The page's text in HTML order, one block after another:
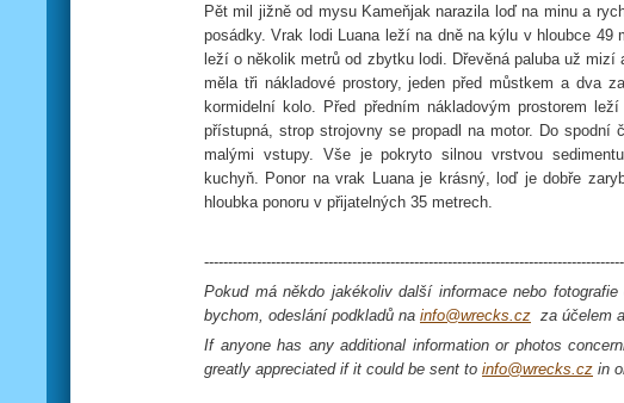
Pět mil jižně od mysu Kameňjak narazila loď na minu a
posádky. Vrak lodi Luana leží na dně na kýlu v hloubce 49
leží o několik metrů od zbytku lodi. Dřevěná paluba už
měla tři nákladové prostory, jeden před můstkem a dva
kormidelní kolo. Před předním nákladovým prostorem
přístupná, strop strojovny se propadl na motor. Do spodní
malými vstupy. Vše je pokryto silnou vrstvou
kuchyň. Ponor na vrak Luana je krásný, loď je dobře
hloubka ponoru v přijatelných 35 metrech.
Pokud má někdo jakékoliv další informace nebo
bychom, odeslání podkladů na info@wrecks.cz za účelem
If anyone has any additional information or photos
greatly appreciated if it could be sent to info@wrecks.cz in